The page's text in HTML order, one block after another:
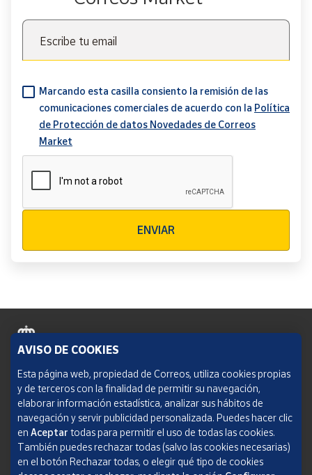
Escribe tu email
Marcando esta casilla consiento la remisión de las
comunicaciones comerciales de acuerdo con la Política
de Protección de datos Novedades de Correos
Market
ENVIAR
Política de cookies
Aviso legal
Condiciones del servicio
Política de Privacidad Web
AVISO DE COOKIES
Esta página web, propiedad de Correos, utiliza cookies propias
y de terceros con la finalidad de permitir su navegación,
elaborar información estadística, analizar sus hábitos de
navegación y servir publicidad personalizada. Puedes hacer clic
en Aceptar todas para permitir el uso de todas las cookies.
También puedes rechazar todas (salvo las cookies necesarias)
en el botón Rechazar todas, o elegir qué tipo de cookies